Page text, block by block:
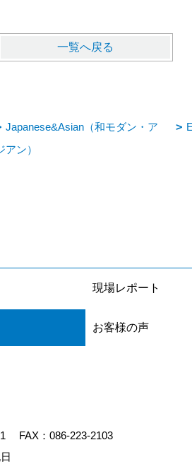
一覧へ戻る
Japanese&Asian（和モダン・ア
アン）
現場レポート
お客様の声
FAX：086-223-2103